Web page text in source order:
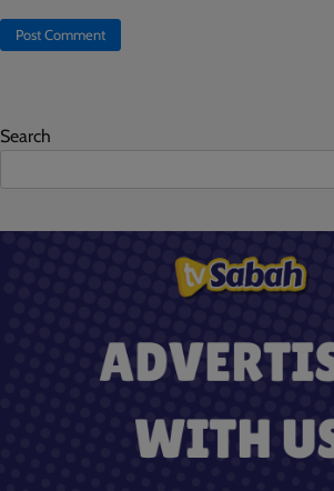
Search